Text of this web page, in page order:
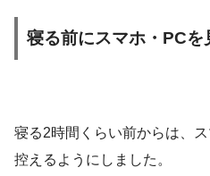
寝る前にスマホ・PCを
寝る2時間くらい前からは、
控えるようにしました。